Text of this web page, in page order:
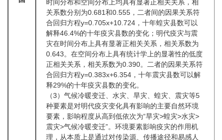
时间分布和空间分布上均具有显著正相关关系，相
关系数分别为0.681和0.555，二者间的因果关系符
合回归方程y=0.705x+10.724，十年蝗灾县数可以
解释46.4%的十年疫灾县数的变化；明代疫灾与震
灾在时间分布上具有显著正相关关系，相关系数为
0.643。在空间分布上具有统计学上的显著性的低度
正相关关系，相关系数为0.390。二者的因果关系符
合回归方程y=0.383x+6.354，十年震灾县数可以解
释29%的十年疫灾县数的变化。
（3）气候冷暖变迁、水灾、旱灾、蝗灾、震灾等5
种要素是对明代疫灾变化具有影响的主要自然环境
要素，影响程度从高到低依次为“旱灾>蝗灾>水灾>
震灾>气候冷暖变迁”。环境要素影响疫灾的作用机
理，从本质上是通过对传染源、传播途径和易感人